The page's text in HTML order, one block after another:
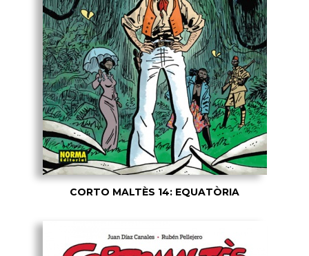
CORTO MALTÈS 14: EQUATÒRIA